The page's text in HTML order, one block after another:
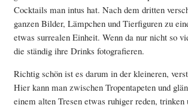
Cocktails man intus hat. Nach dem dritten
ganzen Bilder, Lämpchen und Tierfiguren zu
etwas surrealen Einheit. Wenn da nur nicht so
die ständig ihre Drinks fotografieren.
Richtig schön ist es darum in der kleineren,
Hier kann man zwischen Tropentapeten und
einem alten Tresen etwas ruhiger reden, trinken